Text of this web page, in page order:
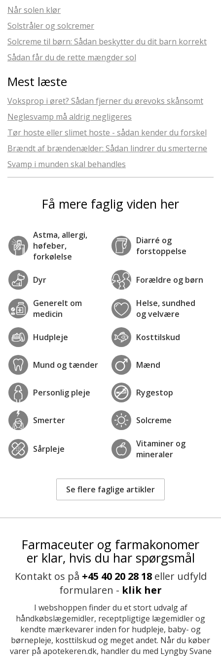
Når solen klør
Solstråler og solcremer
Solcreme til børn: Sådan beskytter du dit barn korrekt
Sådan får du de rette mængder sol
Mest læste
Voksprop i øret? Sådan fjerner du ørevoks skånsomt
Neglesvamp må aldrig negligeres
Tør hoste eller slimet hoste - sådan kender du forskel
Brændt af brændenælder: Sådan lindrer du smerterne
Svamp i munden skal behandles
Få mere faglig viden her
Astma, allergi,
høfeber,
forkølelse
Diarré og
forstoppelse
Dyr Forældre og børn
Generelt om
medicin
Helse, sundhed
og velvære
Hudpleje Kosttilskud
Mund og tænder Mænd
Personlig pleje Rygestop
Smerter Solcreme
Sårpleje
Vitaminer og
mineraler
Se flere faglige artikler
Farmaceuter og farmakonomer
er klar, hvis du har spørgsmål
Kontakt os på +45 40 20 28 18eller udfyld
formularen - klik her
I webshoppen finder du et stort udvalg af
håndkøbslægemidler, receptpligtige lægemidler og
kendte mærkevarer inden for hudpleje, baby- og
børnepleje, kosttilskud og meget andet. Når du køber
varer på apotekeren.dk, handler du med Lyngby Svane